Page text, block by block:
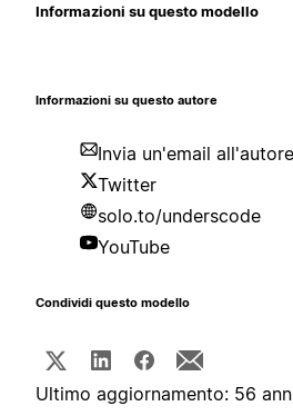
Informazioni su questo modello
Informazioni su questo autore
Invia un'email all'autore
Twitter
solo.to/underscode
YouTube
Condividi questo modello
Ultimo aggiornamento: 56